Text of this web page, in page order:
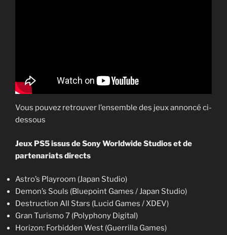
Vous pouvez retrouver l’ensemble des jeux annoncé ci-
dessous
Jeux PS5 issus de Sony Worldwide Studios et de
partenariats directs
Astro’s Playroom (Japan Studio)
Demon’s Souls (Bluepoint Games / Japan Studio)
Destruction All Stars (Lucid Games / XDEV)
Gran Turismo 7 (Polyphony Digital)
Horizon: Forbidden West (Guerrilla Games)